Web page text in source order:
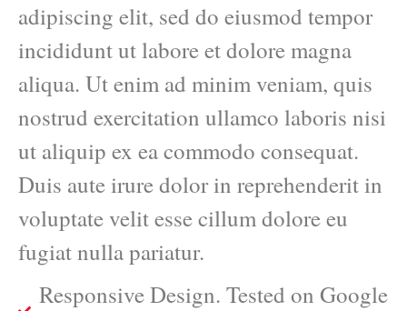
adipiscing elit, sed do eiusmod tempor
incididunt ut labore et dolore magna
aliqua. Ut enim ad minim veniam, quis
nostrud exercitation ullamco laboris nisi
ut aliquip ex ea commodo consequat.
Duis aute irure dolor in reprehenderit in
voluptate velit esse cillum dolore eu
fugiat nulla pariatur.
Responsive Design. Tested on Google